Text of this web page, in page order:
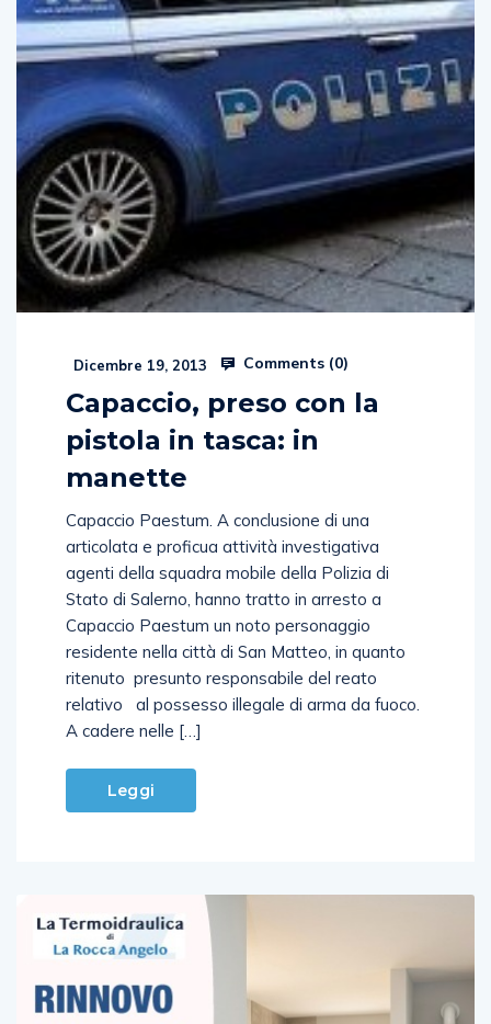
Dicembre 19, 2013
Capaccio, preso con la
pistola in tasca: in
Capaccio Paestum. A conclusione di una
articolata e proficua attività investigativa
agenti della squadra mobile della Polizia di
Stato di Salerno, hanno tratto in arresto a
Capaccio Paestum un noto personaggio
residente nella città di San Matteo, in quanto
ritenuto presunto responsabile del reato
relativo al possesso illegale di arma da fuoco.
Leggi